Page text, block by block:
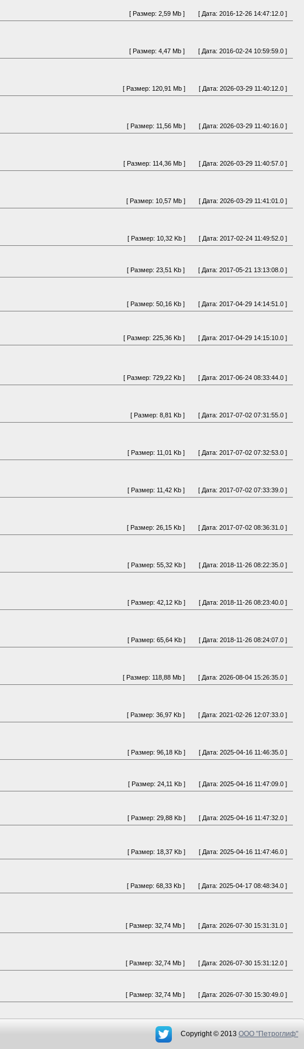
[ Дата: 2016-12-26 14:47:12.0 ]
[ Размер: 2,59 Mb ]
[ Дата: 2016-02-24 10:59:59.0 ]
[ Размер: 4,47 Mb ]
[ Дата: 2026-03-29 11:40:12.0 ]
[ Размер: 120,91 Mb ]
[ Дата: 2026-03-29 11:40:16.0 ]
[ Размер: 11,56 Mb ]
[ Дата: 2026-03-29 11:40:57.0 ]
[ Размер: 114,36 Mb ]
[ Дата: 2026-03-29 11:41:01.0 ]
[ Размер: 10,57 Mb ]
[ Дата: 2017-02-24 11:49:52.0 ]
[ Размер: 10,32 Kb ]
[ Дата: 2017-05-21 13:13:08.0 ]
[ Размер: 23,51 Kb ]
[ Дата: 2017-04-29 14:14:51.0 ]
[ Размер: 50,16 Kb ]
[ Дата: 2017-04-29 14:15:10.0 ]
[ Размер: 225,36 Kb ]
[ Дата: 2017-06-24 08:33:44.0 ]
[ Размер: 729,22 Kb ]
[ Дата: 2017-07-02 07:31:55.0 ]
[ Размер: 8,81 Kb ]
[ Дата: 2017-07-02 07:32:53.0 ]
[ Размер: 11,01 Kb ]
[ Дата: 2017-07-02 07:33:39.0 ]
[ Размер: 11,42 Kb ]
[ Дата: 2017-07-02 08:36:31.0 ]
[ Размер: 26,15 Kb ]
[ Дата: 2018-11-26 08:22:35.0 ]
[ Размер: 55,32 Kb ]
[ Дата: 2018-11-26 08:23:40.0 ]
[ Размер: 42,12 Kb ]
[ Дата: 2018-11-26 08:24:07.0 ]
[ Размер: 65,64 Kb ]
[ Дата: 2026-08-04 15:26:35.0 ]
[ Размер: 118,88 Mb ]
[ Дата: 2021-02-26 12:07:33.0 ]
[ Размер: 36,97 Kb ]
[ Дата: 2025-04-16 11:46:35.0 ]
[ Размер: 96,18 Kb ]
[ Дата: 2025-04-16 11:47:09.0 ]
[ Размер: 24,11 Kb ]
[ Дата: 2025-04-16 11:47:32.0 ]
[ Размер: 29,88 Kb ]
[ Дата: 2025-04-16 11:47:46.0 ]
[ Размер: 18,37 Kb ]
[ Дата: 2025-04-17 08:48:34.0 ]
[ Размер: 68,33 Kb ]
[ Дата: 2026-07-30 15:31:31.0 ]
[ Размер: 32,74 Mb ]
[ Дата: 2026-07-30 15:31:12.0 ]
[ Размер: 32,74 Mb ]
[ Дата: 2026-07-30 15:30:49.0 ]
[ Размер: 32,74 Mb ]
Copyright © 2013 OOO "Петроглиф"